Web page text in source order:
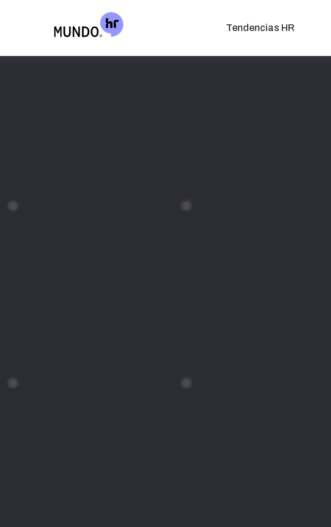
Tendencias HR